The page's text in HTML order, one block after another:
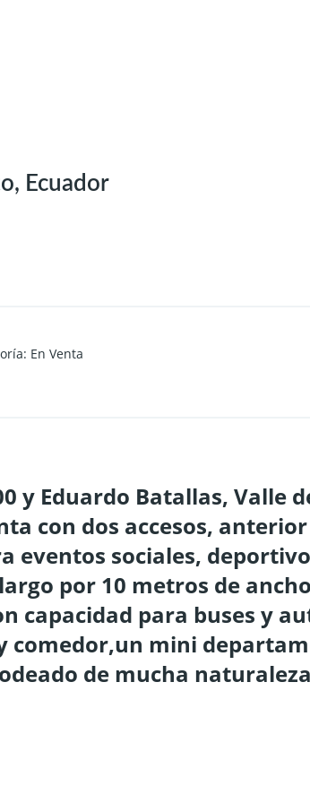
Ecuador
: En Venta
y Eduardo Batallas, Valle
con dos accesos,
sociales,
por 10 metros de
capacidad para buses y
comedor,un mini
de mucha